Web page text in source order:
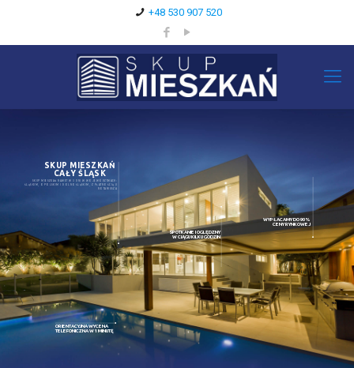
+48 530 907 520
SKUP MIESZKAŃ
CAŁY ŚLĄSK
SKUP MIESZKAŃ NAWET W 3 DNI W WOJEWÓDZTWACH:
ŚLĄSKIM, OPOLSKIM I DOLNOŚLĄSKIM, Z PŁATNOŚCIĄ U
NOTARIUSZA
ORIENTACYJNA WYCENA
TELEFONICZNA W 1 MINUTĘ
SPOTKANIE I OGLĘDZNY
W CIĄGU KILKU GODZIN
WYPŁACAMY DO 90%
CENY RYNKOWEJ